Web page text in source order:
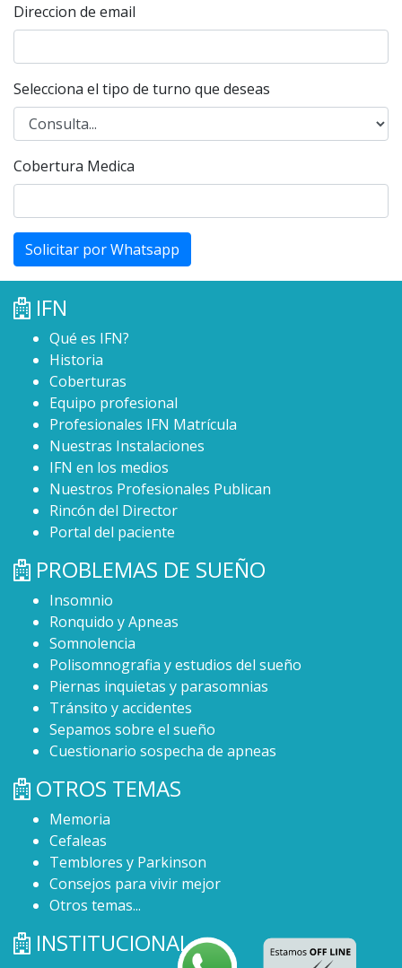
Direccion de email
Selecciona el tipo de turno que deseas
Cobertura Medica
Solicitar por Whatsapp
IFN
Qué es IFN?
Historia
Coberturas
Equipo profesional
Profesionales IFN Matrícula
Nuestras Instalaciones
IFN en los medios
Nuestros Profesionales Publican
Rincón del Director
Portal del paciente
PROBLEMAS DE SUEÑO
Insomnio
Ronquido y Apneas
Somnolencia
Polisomnografia y estudios del sueño
Piernas inquietas y parasomnias
Tránsito y accidentes
Sepamos sobre el sueño
Cuestionario sospecha de apneas
OTROS TEMAS
Memoria
Cefaleas
Temblores y Parkinson
Consejos para vivir mejor
Otros temas...
INSTITUCIONAL